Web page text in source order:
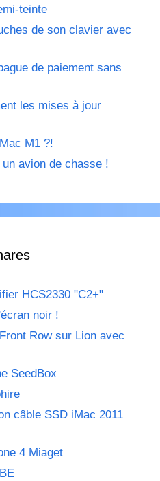
teinte
de son clavier avec
de paiement sans
les mises à jour
M1 ?!
avion de chasse !
HCS2330 "C2+"
noir !
Row sur Lion avec
SeedBox
câble SSD iMac 2011
4 Miaget